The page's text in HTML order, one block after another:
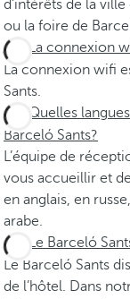
d'intérêts de la
ou la foire de
La connexion
La connexion wifi
Sants.
Quelles
Barceló Sants?
L’équipe de
vous accueillir et
en anglais, en
arabe.
Le Barceló
Le Barceló Sants
de l’hôtel. Dans